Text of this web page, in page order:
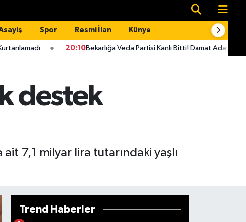
Spor Resmi İlan Künye
20:10Bekarlığa Veda Partisi Kanlı Bitti! Damat Adayı Cezaevine Girdi
destek
7,1 milyar lira tutarındaki yaşlı
Trend Haberler